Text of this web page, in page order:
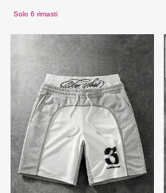
Solo 6 rimasti